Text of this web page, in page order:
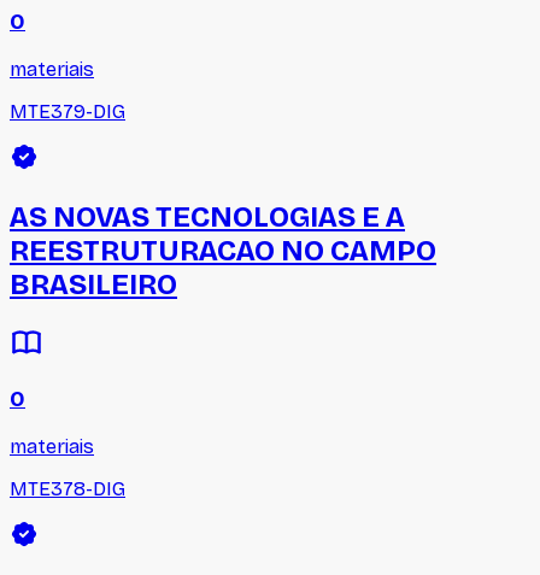
0
materiais
MTE379-DIG
AS NOVAS TECNOLOGIAS E A
REESTRUTURACAO NO CAMPO
BRASILEIRO
0
materiais
MTE378-DIG